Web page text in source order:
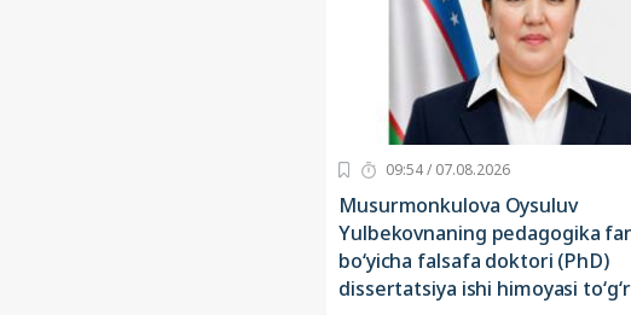
09:54 / 07.08.2026
Musurmonkulova Oysuluv
Yulbekovnaning pedagogika
bo‘yicha falsafa doktori (PhD)
dissertatsiya ishi himoyasi